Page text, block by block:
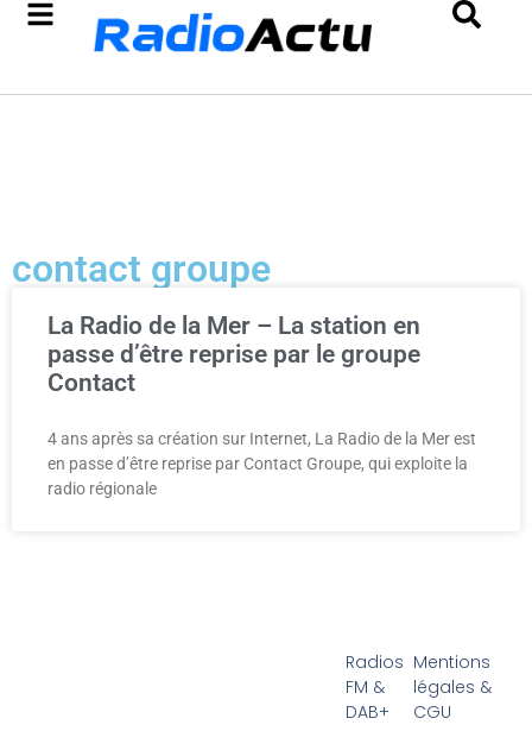
contact groupe
La Radio de la Mer – La station en
passe d’être reprise par le groupe
Contact
4 ans après sa création sur Internet, La Radio de la Mer est
en passe d’être reprise par Contact Groupe, qui exploite la
radio régionale
Radios
FM &
DAB+
Mentions
légales &
CGU